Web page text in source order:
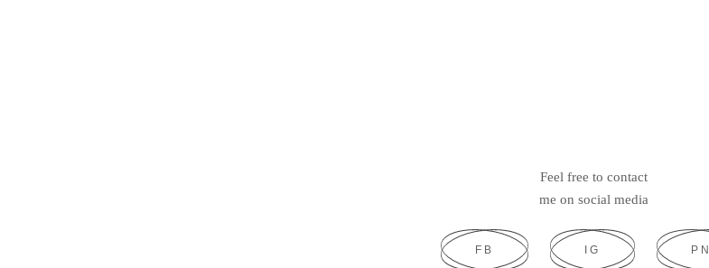
Feel free to contact
me on social media
FB IG PN